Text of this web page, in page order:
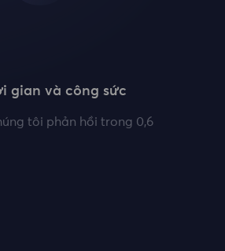
gian và công sức
tôi phản hồi trong 0,6